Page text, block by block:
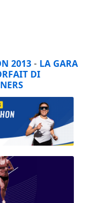
2013- LA GARA
DI